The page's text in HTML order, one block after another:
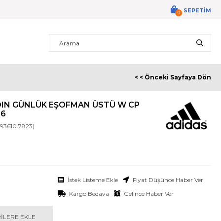
SEPETIM
0
< < Önceki Sayfaya Dön
GÜNLÜK EŞOFMAN ÜSTÜ W CP
EKLE
İstek Listeme Ekle
Fiyat Düşünce Haber Ver
Kargo Bedava
Gelince Haber Ver